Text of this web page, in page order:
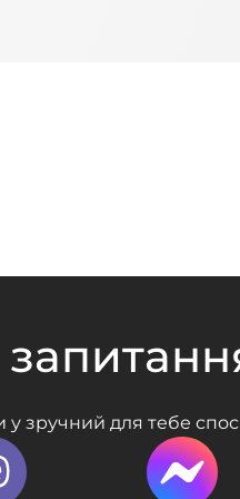
зручний для тебе